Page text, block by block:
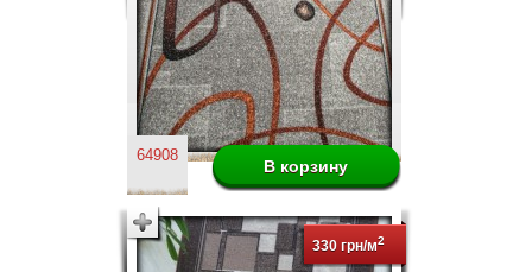
64908
330 грн/м2